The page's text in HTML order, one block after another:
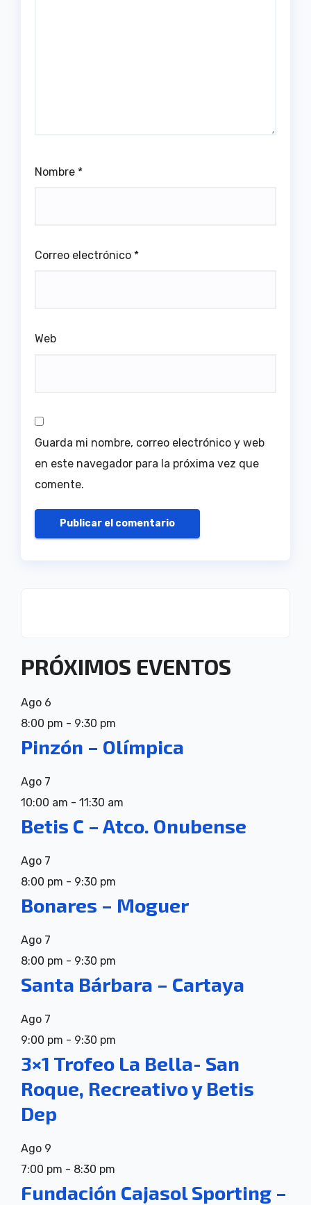
Nombre *
Correo electrónico *
Web
Guarda mi nombre, correo electrónico y web
en este navegador para la próxima vez que
comente.
PRÓXIMOS EVENTOS
Ago 6
8:00 pm - 9:30 pm
Pinzón – Olímpica
Ago 7
10:00 am - 11:30 am
Betis C – Atco. Onubense
Ago 7
8:00 pm - 9:30 pm
Bonares – Moguer
Ago 7
8:00 pm - 9:30 pm
Santa Bárbara – Cartaya
Ago 7
9:00 pm - 9:30 pm
3×1 Trofeo La Bella- San
Roque, Recreativo y Betis
Dep
Ago 9
7:00 pm - 8:30 pm
Fundación Cajasol Sporting –